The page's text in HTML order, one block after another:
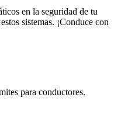
en la seguridad de tu
sistemas. ¡Conduce con
para conductores.